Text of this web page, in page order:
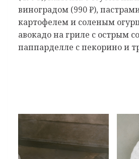
виноградом (990 ₽),
картофелем и соленым
авокадо на гриле с острым
паппарделле с пекорино и